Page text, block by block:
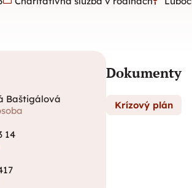
Baštigálová
14
Dokumenty
Krízový plán